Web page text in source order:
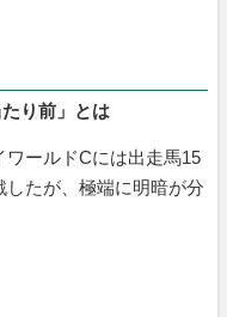
り前」とは
ールドCには出走馬15
たが、極端に明暗が分